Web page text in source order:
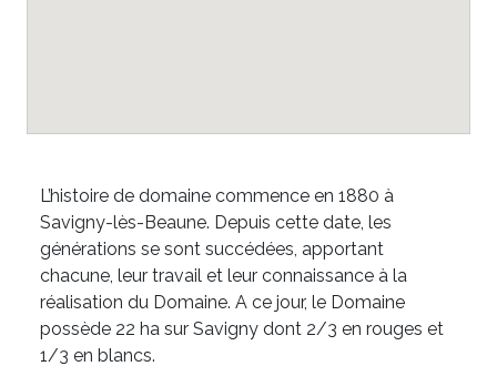
L’histoire de domaine commence en 1880 à
Savigny-lès-Beaune. Depuis cette date, les
générations se sont succédées, apportant
chacune, leur travail et leur connaissance à la
réalisation du Domaine. A ce jour, le Domaine
possède 22 ha sur Savigny dont 2/3 en rouges et
1/3 en blancs.